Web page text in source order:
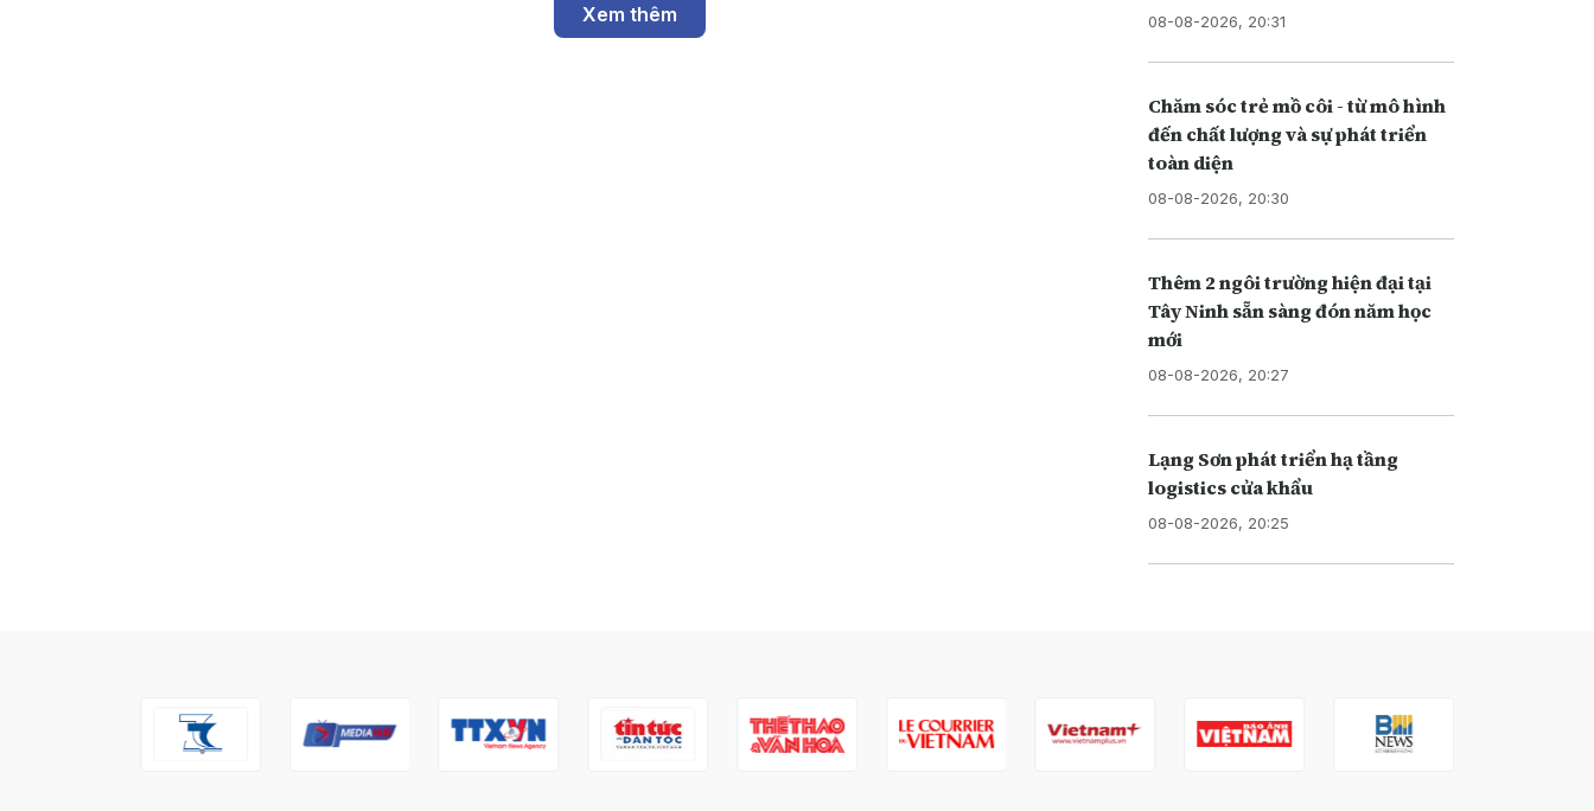
Xem thêm 08-08-2026, 20:31
Chăm sóc trẻ mồ côi - từ mô hình
đến chất lượng và sự phát triển
toàn diện
08-08-2026, 20:30
Thêm 2 ngôi trường hiện đại tại
Tây Ninh sẵn sàng đón năm học
mới
08-08-2026, 20:27
Lạng Sơn phát triển hạ tầng
logistics cửa khẩu
08-08-2026, 20:25